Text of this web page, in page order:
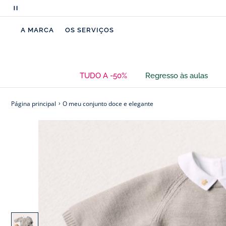
Pausar
deslocação
A MARCA OS SERVIÇOS
TUDO A -50% Regresso às aulas
Página principal O meu conjunto doce e elegante